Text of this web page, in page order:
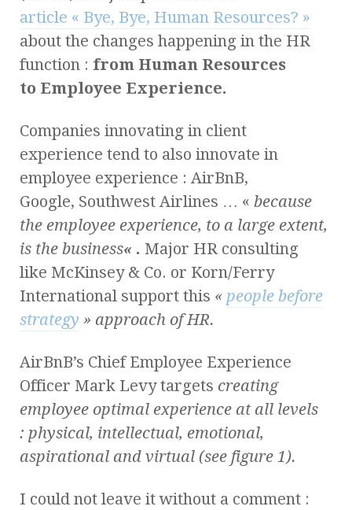
article « Bye, Bye, Human Resources? »
about the changes happening in the HR
function : from Human Resources
to Employee Experience.
Companies innovating in client
experience tend to also innovate in
employee experience : AirBnB,
Google, Southwest Airlines … « because
the employee experience, to a large extent,
is the business« . Major HR consulting
like McKinsey & Co. or Korn/Ferry
International support this « people before
strategy » approach of HR.
AirBnB’s Chief Employee Experience
Officer Mark Levy targets creating
employee optimal experience at all levels
: physical, intellectual, emotional,
aspirational and virtual (see figure 1).
I could not leave it without a comment :